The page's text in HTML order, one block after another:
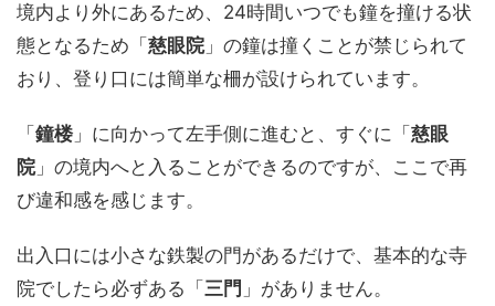
境内より外にあるため、24時間いつでも鐘を撞ける状
態となるため「 慈眼院」の鐘は撞くことが禁じられて
おり、登り口には簡単な柵が設けられています。
「 鐘楼」に向かって左手側に進むと、すぐに「 慈眼
院」の境内へと入ることができるのですが、ここで再
び違和感を感じます。
出入口には小さな鉄製の門があるだけで、基本的な寺
院でしたら必ずある「 三門 」がありません。